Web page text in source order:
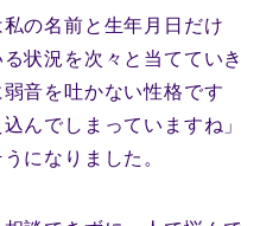
の名前と生年月日だけ
状況を次々と当てていき
音を吐かない性格です
んでしまっていますね」
になりました。